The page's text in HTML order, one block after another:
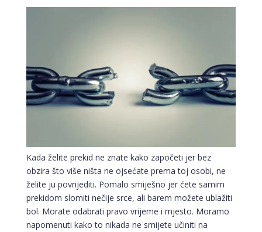
Kada želite prekid ne znate kako započeti jer bez
obzira što više ništa ne ojsećate prema toj osobi, ne
želite ju povrijediti. Pomalo smiješno jer ćete samim
prekidom slomiti nečije srce, ali barem možete ublažiti
bol. Morate odabrati pravo vrijeme i mjesto. Moramo
napomenuti kako to nikada ne smijete učiniti na